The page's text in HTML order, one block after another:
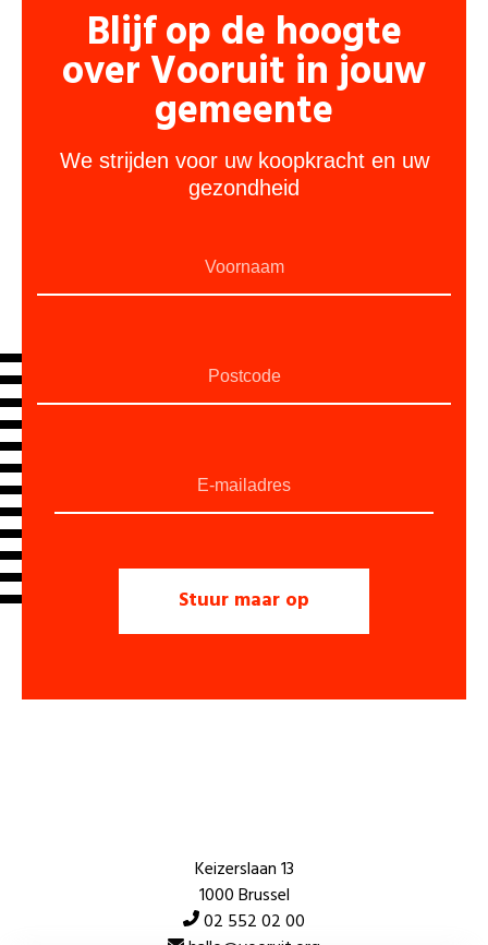
Blijf op de hoogte
over Vooruit in jouw
gemeente
We strijden voor uw koopkracht en uw
gezondheid
Keizerslaan 13
1000 Brussel
02 552 02 00